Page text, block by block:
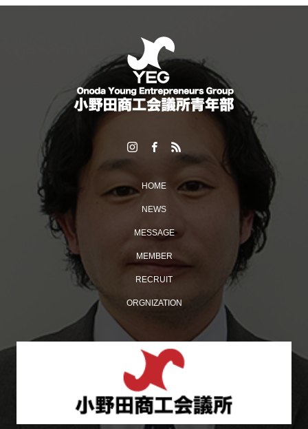
「6団体親睦ゴルフ大会」を開催しました！
多くの来場者でにぎわった「おのだ七夕まつり」開催！
HOME
NEWS
MESSAGE
MEMBER
RECRUIT
ORGNIZATION